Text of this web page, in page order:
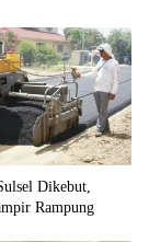
Dikebut,
Rampung